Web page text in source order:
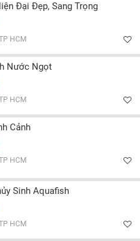
Đại Đẹp, Sang Trọng
HCM
Nước Ngọt
HCM
Cảnh
HCM
Sinh Aquafish
HCM